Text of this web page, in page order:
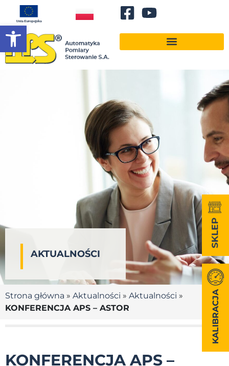
Otwórz pasek narzędzi
AKTUALNOŚCI
Strona główna » Aktualności » Aktualności »
KONFERENCJA APS – ASTOR
KONFERENCJA APS –
KALIBRACJA